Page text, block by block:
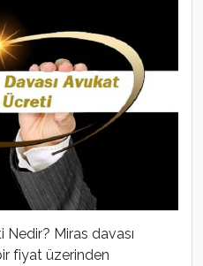
Nedir? Miras davası
fiyat üzerinden